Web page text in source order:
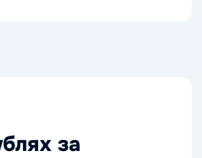
за